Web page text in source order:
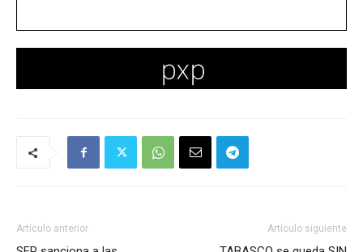
Artículo anterior Artículo siguiente